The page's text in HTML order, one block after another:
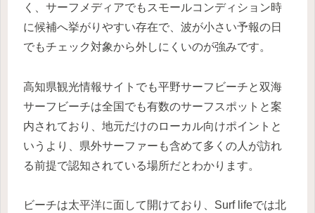
く、サーフメディアでもスモールコンディション時
に候補へ挙がりやすい存在で、波が小さい予報の日
でもチェック対象から外しにくいのが強みです。
高知県観光情報サイトでも平野サーフビーチと双海
サーフビーチは全国でも有数のサーフスポットと案
内されており、地元だけのローカル向けポイントと
いうより、県外サーファーも含めて多くの人が訪れ
る前提で認知されている場所だとわかります。
ビーチは太平洋に面して開けており、Surf lifeでは北